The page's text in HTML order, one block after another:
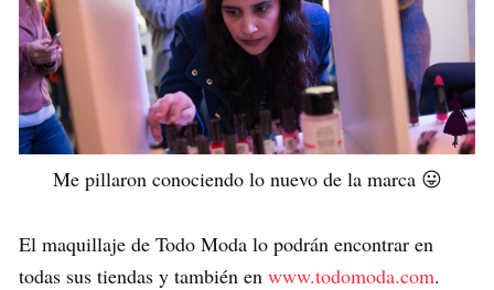
Me pillaron conociendo lo nuevo de la marca 😛
El maquillaje de Todo Moda lo podrán encontrar en
todas sus tiendas y también en www.todomoda.com.